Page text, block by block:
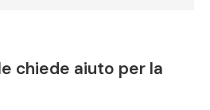
chiede aiuto per la